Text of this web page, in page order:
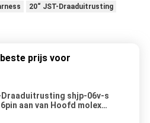
20“ JST-Draaduitrusting
prijs voor
Draaduitrusting shjp-06v-s
6pin aan van Hoofd molex